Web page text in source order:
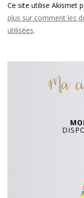
Ce site utilise Akismet
plus sur comment les
utilisées.
Ma